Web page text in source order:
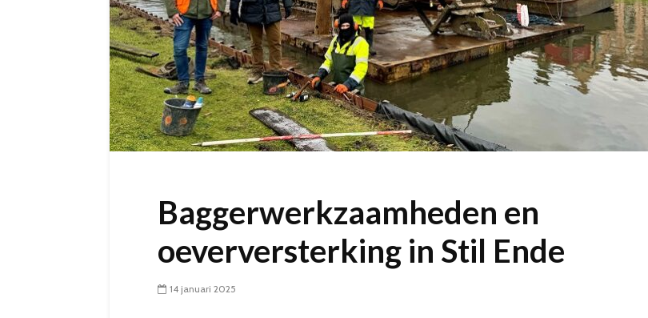
Baggerwerkzaamheden en
oeverversterking in Stil Ende
14 januari 2025